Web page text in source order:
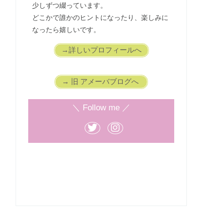
少しずつ綴っています。
どこかで誰かのヒントになったり、楽しみに
なったら嬉しいです。
→詳しいプロフィールへ
→ 旧 アメーバブログへ
＼ Follow me ／